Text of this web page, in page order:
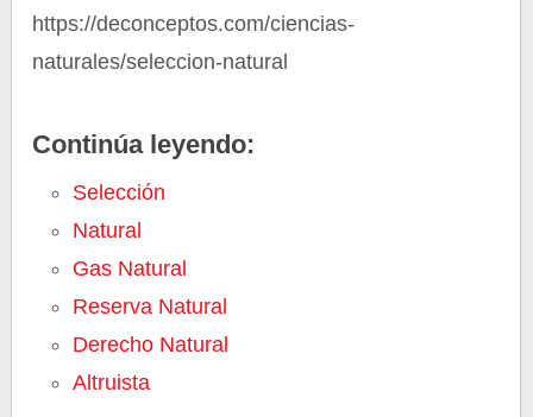
https://deconceptos.com/ciencias-
naturales/seleccion-natural
Continúa leyendo:
Selección
Natural
Gas Natural
Reserva Natural
Derecho Natural
Altruista